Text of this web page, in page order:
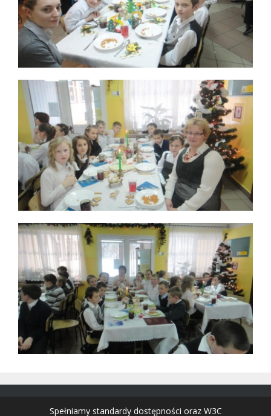
Spełniamy standardy dostępności oraz W3C